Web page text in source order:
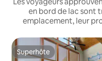
en bord de lac sont
emplacement, leur
Superhôte
Superhôte